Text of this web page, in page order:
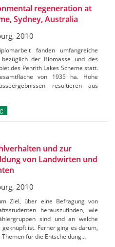
regeneration at
Sydney, Australia
2010
fanden umfangreiche
bezüglich der Biomasse und des
des Penrith Lakes Scheme statt.
von 1935 ha. Hohe
resultieren aus
und zur
von Landwirten und
2010
Ziel, über eine Befragung von
herauszufinden, wie
sind und an welche
ist. Ferner ging es darum,
für die Entscheidung…